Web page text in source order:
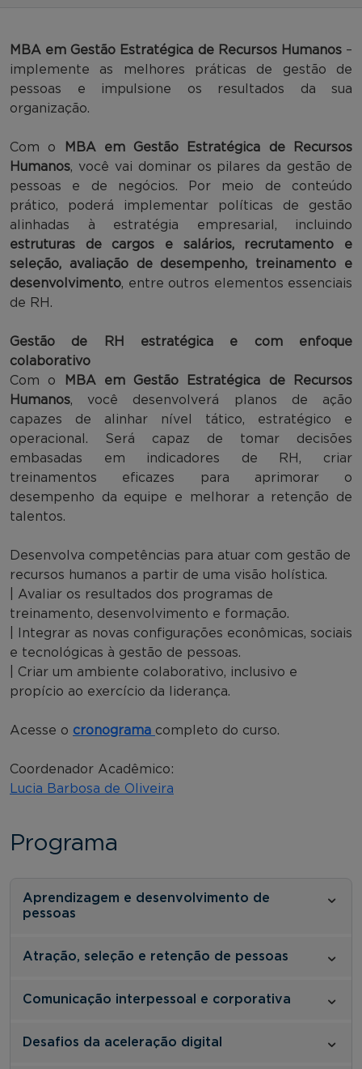
MBA em Gestão Estratégica de Recursos Humanos–
implemente as melhores práticas de gestão de
pessoas e impulsione os resultados da sua
organização.
Com o
MBA em Gestão Estratégica de Recursos
Humanos, você vai dominar os pilares da gestão de
pessoas e de negócios. Por meio de conteúdo
prático, poderá implementar políticas de gestão
alinhadas à estratégia empresarial, incluindo
estruturas de cargos e salários, recrutamento e
seleção, avaliação de desempenho, treinamento e
desenvolvimento, entre outros elementos essenciais
de RH.
Gestão de RH estratégica e com enfoque
colaborativo
Com o
MBA em Gestão Estratégica de Recursos
Humanos, você desenvolverá planos de ação
capazes de alinhar nível tático, estratégico e
operacional. Será capaz de tomar decisões
embasadas em indicadores de RH, criar
treinamentos eficazes para aprimorar o
desempenho da equipe e melhorar a retenção de
talentos.
Desenvolva competências para atuar com gestão de
recursos humanos a partir de uma visão holística.
| Avaliar os resultados dos programas de
treinamento, desenvolvimento e formação.
| Integrar as novas configurações econômicas, sociais
e tecnológicas à gestão de pessoas.
| Criar um ambiente colaborativo, inclusivo e
propício ao exercício da liderança.
Acesse o cronograma completo do curso.
Coordenador Acadêmico:
Lucia Barbosa de Oliveira
Programa
Aprendizagem e desenvolvimento de
pessoas
Atração, seleção e retenção de pessoas
Comunicação interpessoal e corporativa
Desafios da aceleração digital